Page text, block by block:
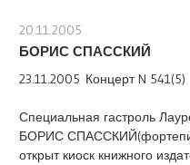
20.11.2005
БОРИС СПАССКИЙ
23.11.2005 Концерт N 541(5)
Специальная гастроль
БОРИС
открыт киоск книжного